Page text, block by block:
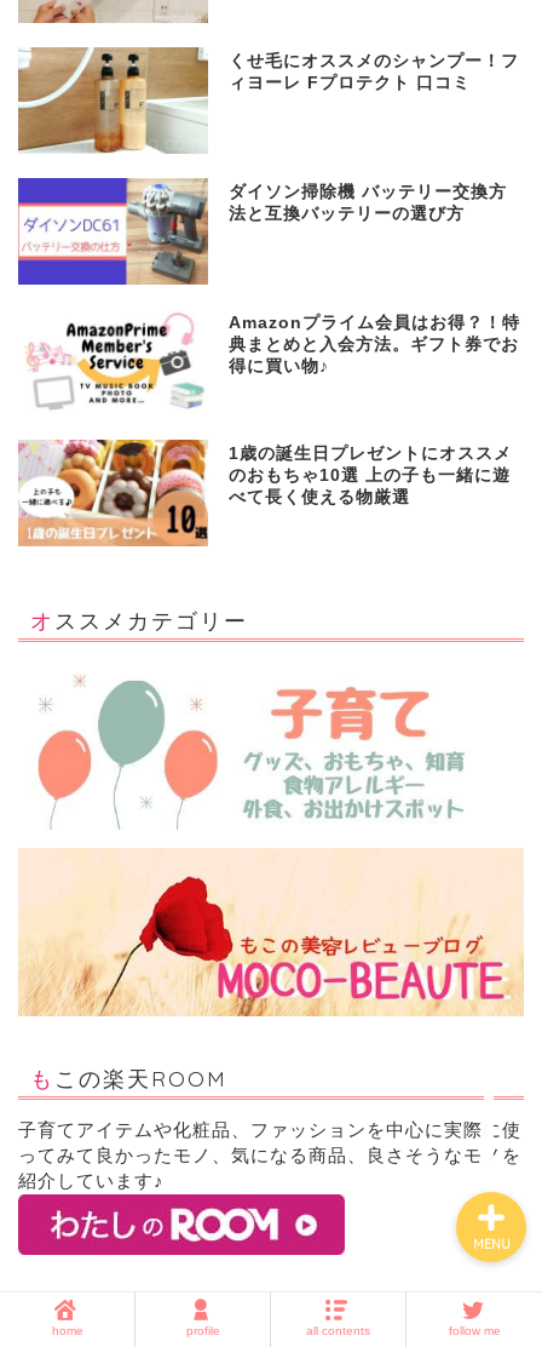
くせ毛にオススメのシャンプー！フ
ィヨーレ Fプロテクト 口コミ
ダイソン掃除機 バッテリー交換方
法と互換バッテリーの選び方
Amazonプライム会員はお得？！特
典まとめと入会方法。ギフト券でお
得に買い物♪
1歳の誕生日プレゼントにオススメ
のおもちゃ10選 上の子も一緒に遊
べて長く使える物厳選
オススメカテゴリー
もこの楽天ROOM
子育てアイテムや化粧品、ファッションを中心に実際に使
ってみて良かったモノ、気になる商品、良さそうなモノを
紹介しています♪
home profile all contents follow me
MENU
子育て
暮らしの知恵
amazon・楽天・ネット通
販